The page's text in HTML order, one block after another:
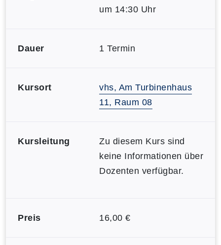
um 14:30 Uhr
Dauer 1 Termin
Kursort
vhs, Am Turbinenhaus
11, Raum 08
Kursleitung
Zu diesem Kurs sind
keine Informationen über
Dozenten verfügbar.
Preis 16,00 €